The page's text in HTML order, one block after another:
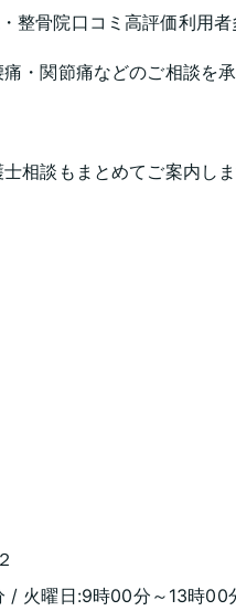
整骨院口コミ高評価利用
・関節痛などのご相談を
相談もまとめてご案内しま
/ 火曜日:9時00分～13時